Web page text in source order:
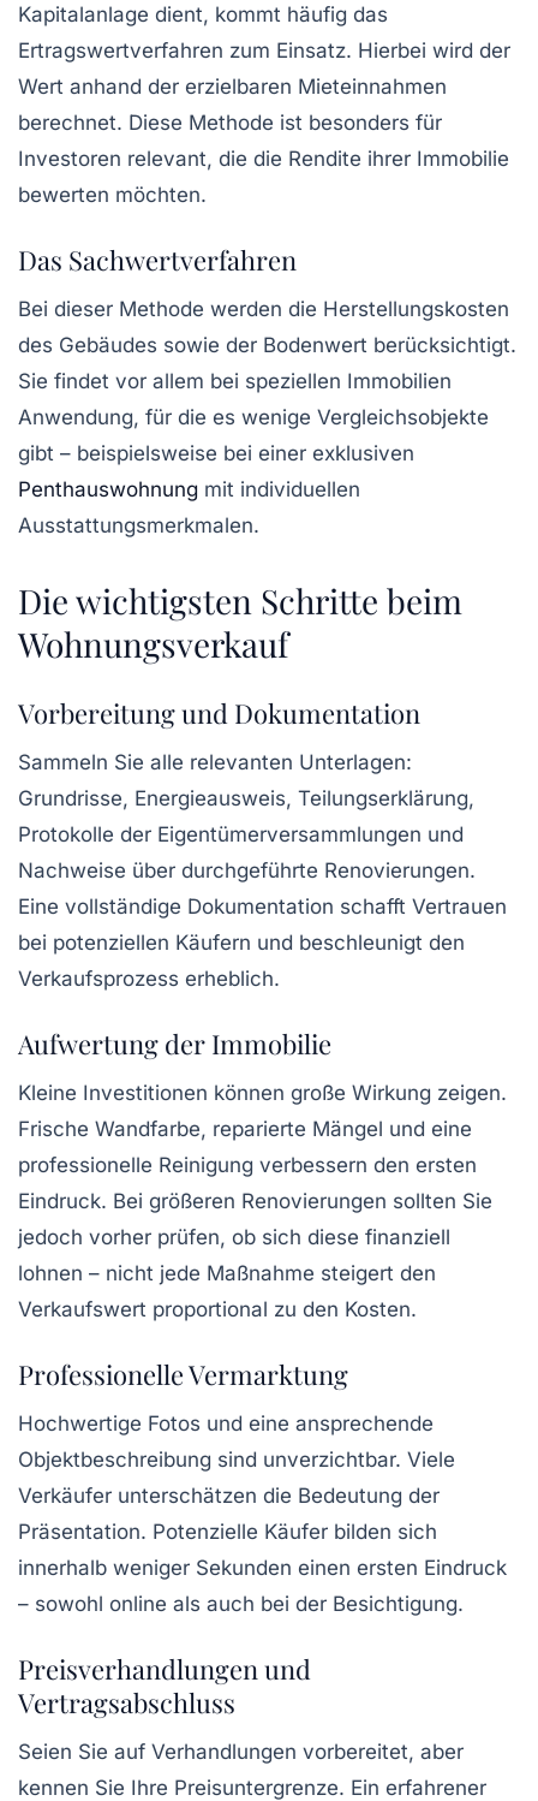
Kapitalanlage dient, kommt häufig das
Ertragswertverfahren zum Einsatz. Hierbei wird der
Wert anhand der erzielbaren Mieteinnahmen
berechnet. Diese Methode ist besonders für
Investoren relevant, die die Rendite ihrer Immobilie
bewerten möchten.
Das Sachwertverfahren
Bei dieser Methode werden die Herstellungskosten
des Gebäudes sowie der Bodenwert berücksichtigt.
Sie findet vor allem bei speziellen Immobilien
Anwendung, für die es wenige Vergleichsobjekte
gibt – beispielsweise bei einer exklusiven
Penthauswohnung mit individuellen
Ausstattungsmerkmalen.
Die wichtigsten Schritte beim
Wohnungsverkauf
Vorbereitung und Dokumentation
Sammeln Sie alle relevanten Unterlagen:
Grundrisse, Energieausweis, Teilungserklärung,
Protokolle der Eigentümerversammlungen und
Nachweise über durchgeführte Renovierungen.
Eine vollständige Dokumentation schafft Vertrauen
bei potenziellen Käufern und beschleunigt den
Verkaufsprozess erheblich.
Aufwertung der Immobilie
Kleine Investitionen können große Wirkung zeigen.
Frische Wandfarbe, reparierte Mängel und eine
professionelle Reinigung verbessern den ersten
Eindruck. Bei größeren Renovierungen sollten Sie
jedoch vorher prüfen, ob sich diese finanziell
lohnen – nicht jede Maßnahme steigert den
Verkaufswert proportional zu den Kosten.
Professionelle Vermarktung
Hochwertige Fotos und eine ansprechende
Objektbeschreibung sind unverzichtbar. Viele
Verkäufer unterschätzen die Bedeutung der
Präsentation. Potenzielle Käufer bilden sich
innerhalb weniger Sekunden einen ersten Eindruck
– sowohl online als auch bei der Besichtigung.
Preisverhandlungen und
Vertragsabschluss
Seien Sie auf Verhandlungen vorbereitet, aber
kennen Sie Ihre Preisuntergrenze. Ein erfahrener